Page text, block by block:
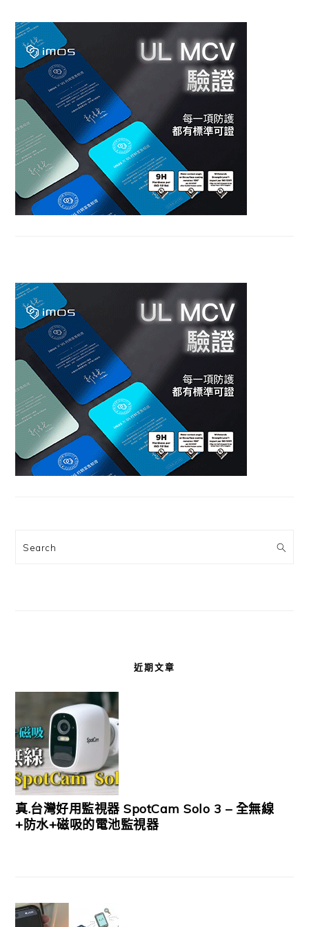
Search
近期文章
真.台灣好用監視器 SpotCam Solo 3 – 全無線
+防水+磁吸的電池監視器